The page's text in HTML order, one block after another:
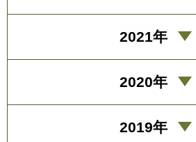
2021年
2020年
2019年